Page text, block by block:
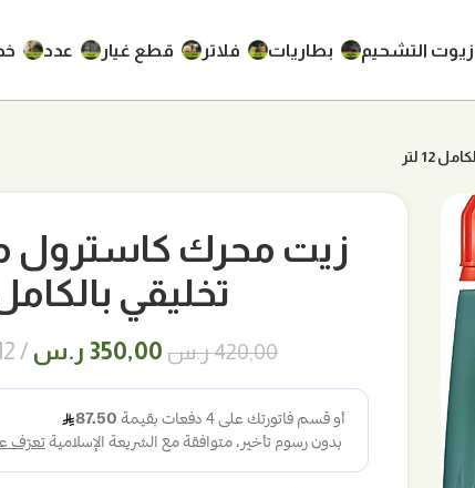
زيوت التشحيم بطاريات فلاتر قطع غيار عدد
تخليقي بالكامل 12
420,00ر.س السعر
هو:
420,00 ر.س.
350,00 ر.س 12